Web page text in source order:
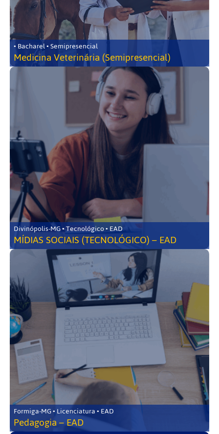
• Bacharel • Semipresencial
Medicina Veterinária (Semipresencial)
Divinópolis-MG • Tecnológico • EAD
MÍDIAS SOCIAIS (TECNOLÓGICO) – EAD
Formiga-MG • Licenciatura • EAD
Pedagogia – EAD